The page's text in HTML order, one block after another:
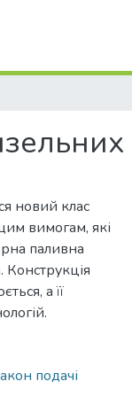
новий клас
вимогам, які
паливна
а її
подачі